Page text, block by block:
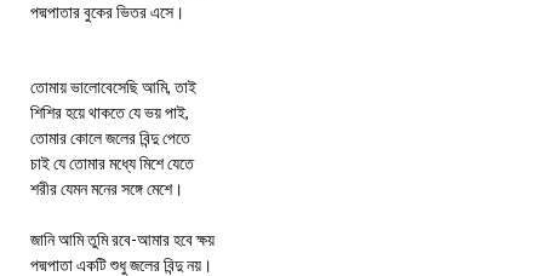
পদ্মপাতার বুকের ভিতর এসে।
তোমায় ভালোবেসেছি আমি, তাই
শিশির হয়ে থাকতে যে ভয় পাই,
তোমার কোলে জলের বিন্দু পেতে
চাই যে তোমার মধ্যে মিশে যেতে
শরীর যেমন মনের সঙ্গে মেশে।
জানি আমি তুমি রবে-আমার হবে ক্ষয়
পদ্মপাতা একটি শুধু জলের বিন্দু নয়।